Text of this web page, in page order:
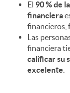
El 90 % de
financiera
financieros,
Las
financiera
calificar su
excelente.